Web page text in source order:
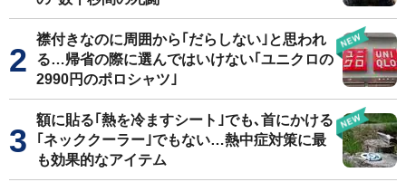
襟付きなのに周囲から｢だらしない｣と思われ
る…帰省の際に選んではいけない｢ユニクロの
2990円のポロシャツ｣
額に貼る｢熱を冷ますシート｣でも､首にかける
｢ネッククーラー｣でもない…熱中症対策に最
も効果的なアイテム